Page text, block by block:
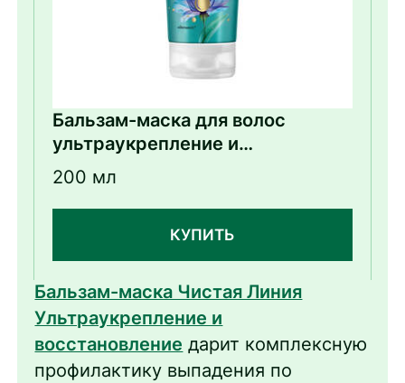
Бальзам-маска для волос
ультраукрепление и
восстановление с витаминами
B3 и B5
200 мл
КУПИТЬ
Бальзам-маска Чистая Линия
Ультраукрепление и
восстановление дарит комплексную
профилактику выпадения по